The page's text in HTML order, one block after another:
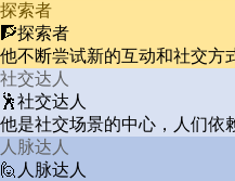
探索者
🧗探索者
他不断尝试新的互动和社交方
社交达人
🕺社交达人
他是社交场景的中心，人们依
人脉达人
🙋人脉达人